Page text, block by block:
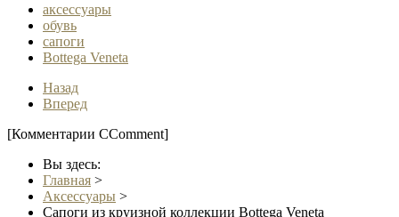
аксессуары
обувь
сапоги
Bottega Veneta
Назад
Вперед
[Комментарии CComment]
Вы здесь:
Главная >
Аксессуары >
Сапоги из круизной коллекции Bottega Veneta